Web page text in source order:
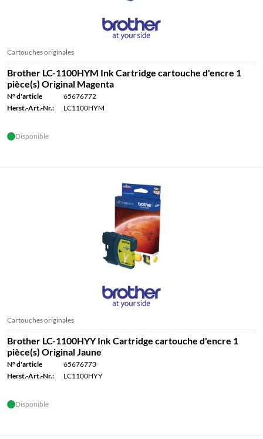
Cartouches originales
Brother LC-1100HYM Ink Cartridge cartouche d'encre 1
pièce(s) Original Magenta
N° d'article
65676772
Herst.-Art.-Nr.:
LC1100HYM
Disponible
Cartouches originales
Brother LC-1100HYY Ink Cartridge cartouche d'encre 1
pièce(s) Original Jaune
N° d'article
65676773
Herst.-Art.-Nr.:
LC1100HYY
Disponible